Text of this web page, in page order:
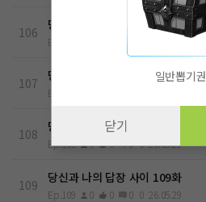
106 당신과 나의 답장 사이 106화
Ep.106
107 당신과 나의 답장 사이 107화
Ep.107
108 당신과 나의 답장 사이 108화
Ep.108 0 0 0 0 26.05.29
109 당신과 나의 답장 사이 109화
Ep.109 0 0 0 0 26.05.29
일반뽑기권
닫기